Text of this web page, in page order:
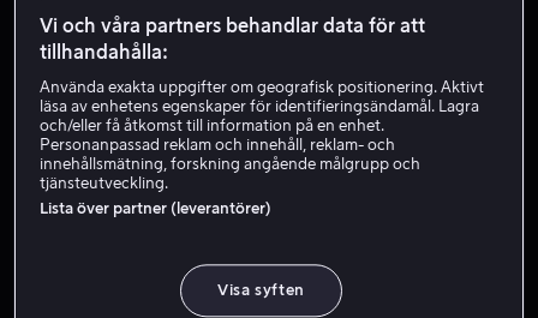
7.2 Dokumentär 2019 1 h 20 min
15 år
HD
Hyr 49 kr
I 70-talets Storbritannien har nynazismen tagit fäste. På
I 70-talets Storbritannien har nynazismen tagit fäste. På
Against Racism – rörelsen som genom sin aktivism bröt
spiralen av rasistiskt våld.
Vi och våra partners behandlar data för att
tillhandahålla:
Använda exakta uppgifter om geografisk positionering. Aktivt
läsa av enhetens egenskaper för identifieringsändamål. Lagra
och/eller få åtkomst till information på en enhet.
Personanpassad reklam och innehåll, reklam- och
innehållsmätning, forskning angående målgrupp och
tjänsteutveckling.
Lista över partner (leverantörer)
Visa syften